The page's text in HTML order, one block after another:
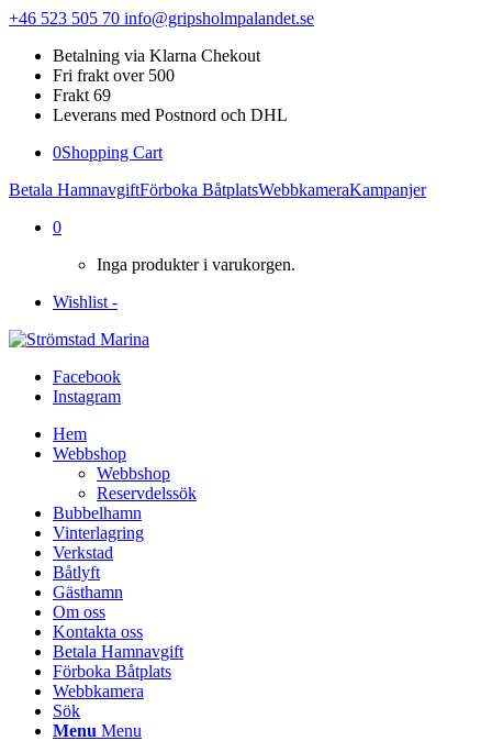
+46 523 505 70 info@gripsholmpalandet.se
Betalning via Klarna Chekout
Fri frakt over 500
Frakt 69
Leverans med Postnord och DHL
0Shopping Cart
Betala HamnavgiftFörboka BåtplatsWebbkameraKampanjer
0
Inga produkter i varukorgen.
Wishlist -
Facebook
Instagram
Hem
Webbshop
Webbshop
Reservdelssök
Bubbelhamn
Vinterlagring
Verkstad
Båtlyft
Gästhamn
Om oss
Kontakta oss
Betala Hamnavgift
Förboka Båtplats
Webbkamera
Sök
Menu Menu